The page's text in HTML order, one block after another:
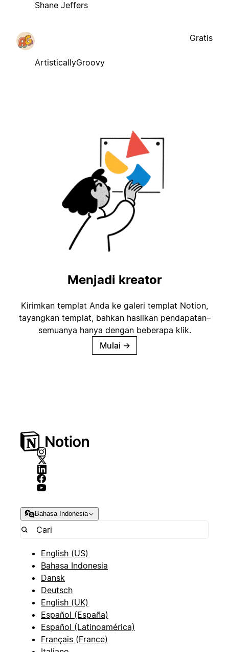
Shane Jeffers
ArtisticallyGroovy
Gratis
Menjadi kreator
Kirimkan templat Anda ke galeri templat Notion,
tayangkan templat, bahkan hasilkan pendapatan–
semuanya hanya dengan beberapa klik.
Mulai →
Bahasa Indonesia
English (US)
Bahasa Indonesia
Dansk
Deutsch
English (UK)
Español (España)
Español (Latinoamérica)
Français (France)